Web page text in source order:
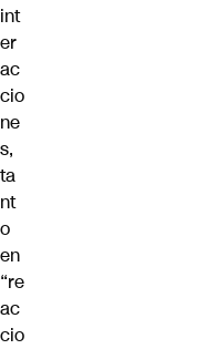
int
er
ac
cio
ne
s,
ta
nt
o
en
“re
ac
cio